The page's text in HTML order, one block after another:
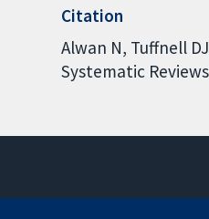
Citation
Alwan N, Tuffnell
Systematic